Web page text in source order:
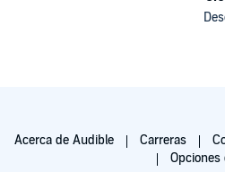
Acerca de Audible Carreras